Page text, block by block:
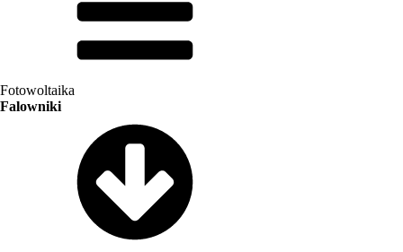
Fotowoltaika
Falowniki